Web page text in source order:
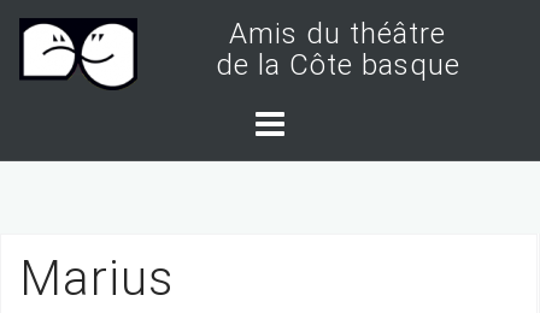
t
Amis du théâtre
de la Côte basque
Marius